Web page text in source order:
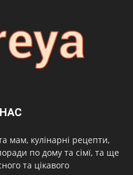
мам, кулінарні рецепти,
по дому та сімї, та ще
та цікавого